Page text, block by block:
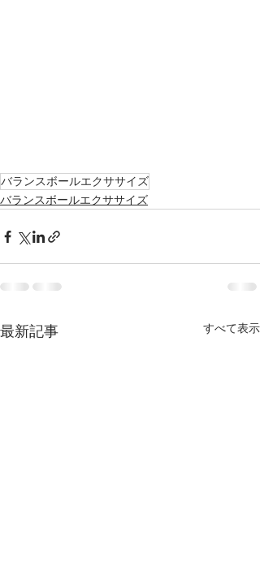
バランスボールエクササイズ
バランスボールエクササイズ
最新記事 すべて表示